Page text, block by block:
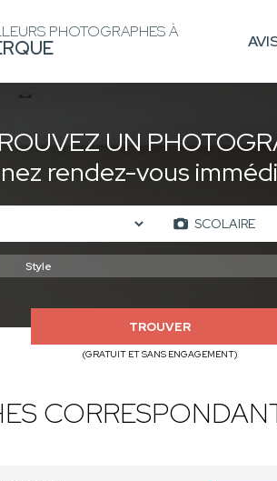
PHOTOGRAPHES À
UN
rendez-vous
TROUVER
(GRATUIT ET SANS ENGAGEMENT)